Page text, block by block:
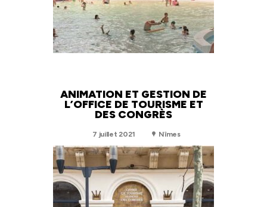
ANIMATION ET GESTION DE
L’OFFICE DE TOURISME ET
DES CONGRÈS
7 juillet 2021 Nîmes